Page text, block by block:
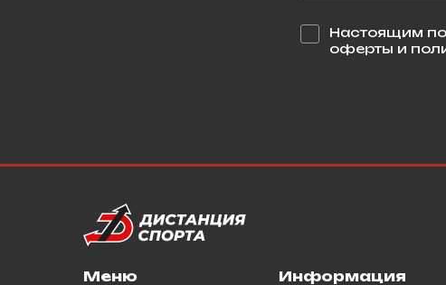
Настоящим
оферты и
Меню Информация